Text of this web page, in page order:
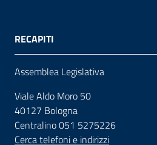
RECAPITI
Assemblea Legislativa
Viale Aldo Moro 50
40127 Bologna
Centralino 051 5275226
Cerca telefoni e indirizzi